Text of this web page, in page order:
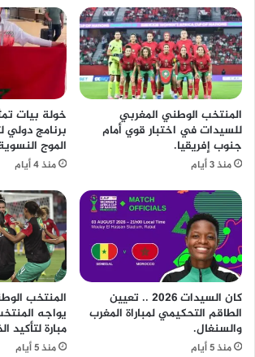
المنتخب الوطني المغربي
للسيدات في اختبار قوي أمام
جنوب إفريقيا.
منذ 3 أيام
خولة بيات
برنامج دولي
الموج
منذ 4 أيام
كان السيدات 2026 .. تعيين
الطاقم التحكيمي لمباراة المغرب
والسنغال.
منذ 5 أيام
المنتخب
يواجه
مبارة لتأكيد
منذ 5 أيام